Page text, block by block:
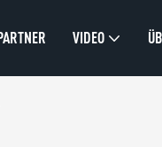
VIDEO